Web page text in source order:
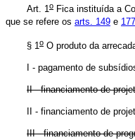
Art. 1o Fica instituída a
que se refere os arts. 149 e
§ 1o O produto da
I - pagamento de
II - financiamento de
II - financiamento de
III - financiamento de